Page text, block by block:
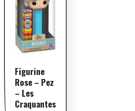
Figurine
Rose – Pez
– Les
Craquantes